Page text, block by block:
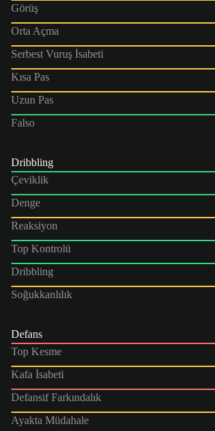
Görüş
Orta Açma
Serbest Vuruş İsabeti
Kısa Pas
Uzun Pas
Falso
Dribbling
Çeviklik
Denge
Reaksiyon
Top Kontrolü
Dribbling
Soğukkanlılık
Defans
Top Kesme
Kafa İsabeti
Defansif Farkındalık
Ayakta Müdahale